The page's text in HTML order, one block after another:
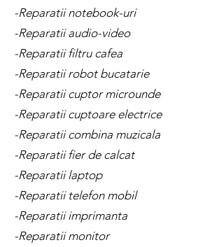
-Reparatii notebook-uri
-Reparatii audio-video
-Reparatii filtru cafea
-Reparatii robot bucatarie
-Reparatii cuptor microunde
-Reparatii cuptoare electrice
-Reparatii combina muzicala
-Reparatii fier de calcat
-Reparatii laptop
-Reparatii telefon mobil
-Reparatii imprimanta
-Reparatii monitor